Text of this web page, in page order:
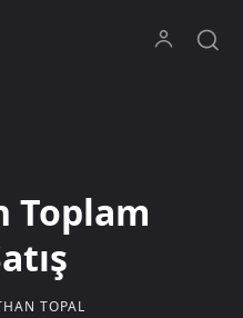
Toplam
TOPAL